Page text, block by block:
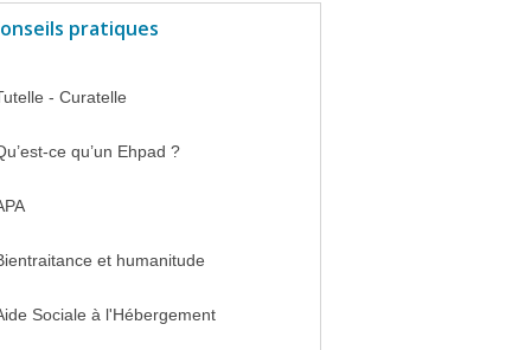
pratiques
- Curatelle
ce qu’un Ehpad ?
et humanitude
Sociale à l'Hébergement